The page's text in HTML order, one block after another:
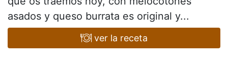
asados y queso burrata es original y...
ver la receta